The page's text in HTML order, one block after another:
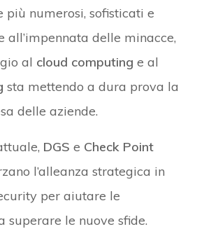
più numerosi, sofisticati e
all’impennata delle minacce,
al cloud computing e al
sta mettendo a dura prova la
delle aziende.
DGS e Check Point
l’alleanza strategica in
per aiutare le
superare le nuove sfide.